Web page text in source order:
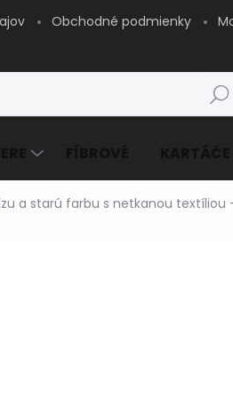
Obchodné podmienky
Hľadať
a starú farbu s netkanou textíliou -